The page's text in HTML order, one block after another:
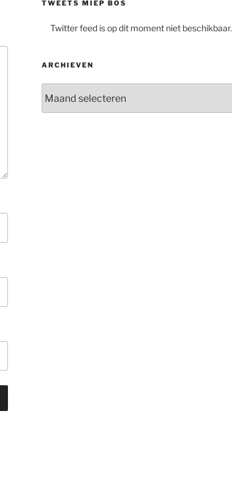
TWEETS MIEP BOS
Twitter feed is op dit moment niet beschikbaar.
ARCHIEVEN